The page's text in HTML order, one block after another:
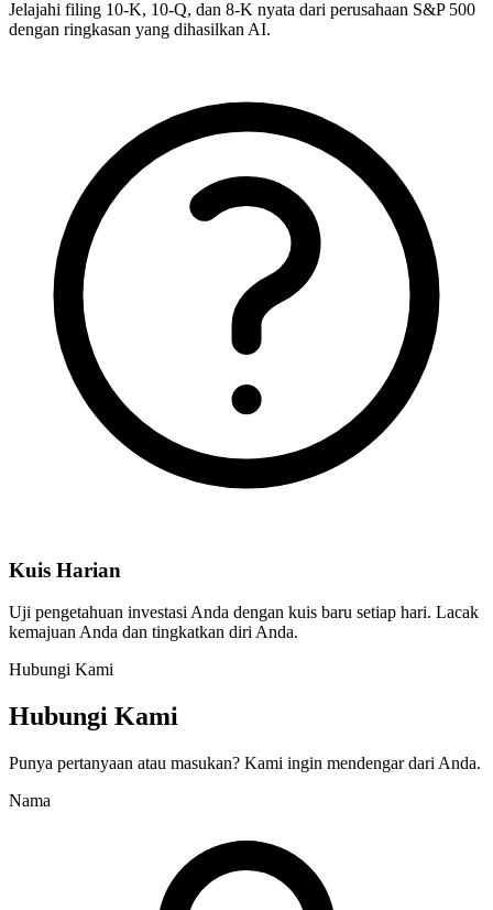
Jelajahi filing 10-K, 10-Q, dan 8-K nyata dari perusahaan S&P 500
dengan ringkasan yang dihasilkan AI.
Kuis Harian
Uji pengetahuan investasi Anda dengan kuis baru setiap hari. Lacak
kemajuan Anda dan tingkatkan diri Anda.
Hubungi Kami
Hubungi Kami
Punya pertanyaan atau masukan? Kami ingin mendengar dari Anda.
Nama